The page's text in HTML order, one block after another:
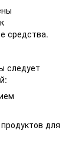
средства.
следует
для